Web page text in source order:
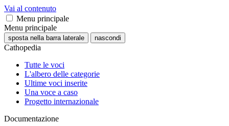
Vai al contenuto
Menu principale
Menu principale
sposta nella barra laterale nascondi
Cathopedia
Tutte le voci
L'albero delle categorie
Ultime voci inserite
Una voce a caso
Progetto internazionale
Documentazione